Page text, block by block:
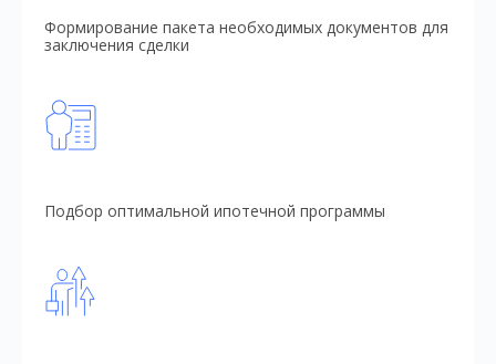
Формирование пакета необходимых документов для
заключения сделки
Подбор оптимальной ипотечной программы